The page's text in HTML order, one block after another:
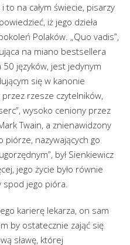
to na całym świecie, pisarzy
iż jego dzieła
Polaków. „Quo vadis”,
na miano bestsellera
języków, jest jedynym
się w kanonie
rzesze czytelników,
wysoko ceniony przez
Twain, a znienawidzony
nazywających go
był Sienkiewicz
jego życie było równie
spod jego pióra.
karierę lekarza, on sam
by ostatecznie zająć się
sławę, której